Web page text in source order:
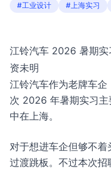
#工业设计
#上海实习
江铃汽车 2026 暑期实
资未明
江铃汽车作为老牌车
次 2026 年暑期实习
中在上海。
对于想进车企但够不
过渡跳板。不过本次